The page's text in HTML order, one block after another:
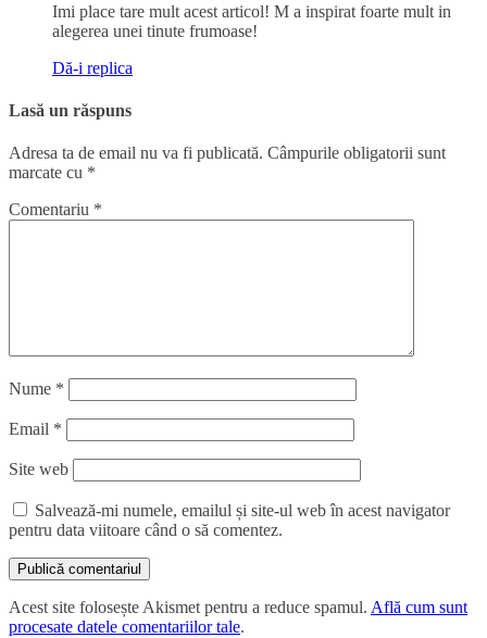
Imi place tare mult acest articol! M a inspirat foarte mult in
alegerea unei tinute frumoase!
Dă-i replica
Lasă un răspuns
Adresa ta de email nu va fi publicată. Câmpurile obligatorii sunt
marcate cu *
Comentariu *
Nume *
Email *
Site web
Salvează-mi numele, emailul și site-ul web în acest navigator
pentru data viitoare când o să comentez.
Acest site folosește Akismet pentru a reduce spamul. Află cum sunt
procesate datele comentariilor tale.